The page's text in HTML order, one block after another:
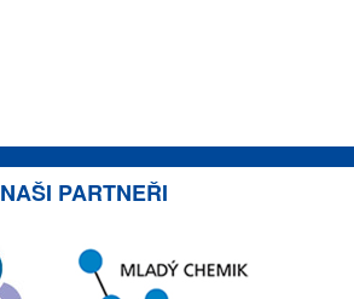
NAŠI PARTNEŘI